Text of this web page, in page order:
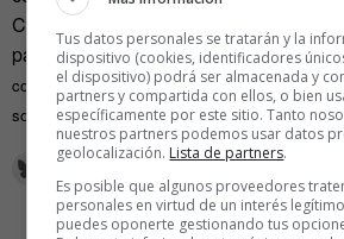
Cuando apenas su versión beta
paso nos preguntamos,¿será Ello un
conseguirá convertirse realmente en un
social de Zuckerberg?
Tus datos personales se tratarán y la
dispositivo (cookies, identificadores
el dispositivo) podrá ser almacenada y
partners y compartida con ellos, o bien
específicamente por este sitio. Tanto
nuestros partners podemos usar datos
geolocalización. Lista de partners.
Es posible que algunos proveedores
personales en virtud de un interés
puedes oponerte gestionando tus